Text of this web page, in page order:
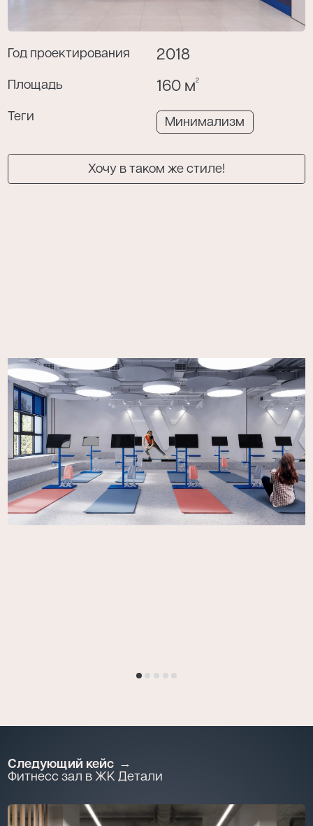
персональных данных в соответствии с
политикой конфиденциальности
Год проектирования 2018
Площадь 160 м2
Теги Минимализм
Хочу в таком же стиле!
Следующий кейс
Фитнесс зал в ЖК Детали